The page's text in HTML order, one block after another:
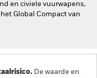
en civiele vuurwapens,
Global Compact van
De waarde en